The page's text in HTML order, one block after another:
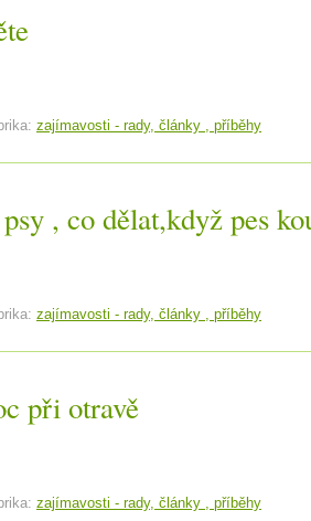
zajímavosti - rady, články , příběhy
, co dělat,když pes
zajímavosti - rady, články , příběhy
při otravě
zajímavosti - rady, články , příběhy